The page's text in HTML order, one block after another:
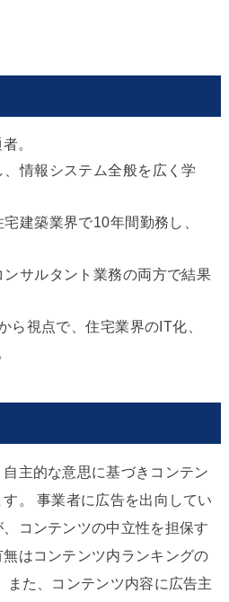
。
情報システム全般を広く学
建築業界で10年間勤務し、
サルタント業務の両方で結果
ら視点で、住宅業界のIT化、
主的な意思に基づきコンテン
。 事業者に広告を出向してい
コンテンツの中立性を担保す
はコンテンツ内ランキングの
また、コンテンツ内容に広告主